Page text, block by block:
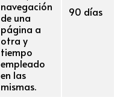
navegación
de una
página a
otra y
tiempo
empleado
en las
mismas.
90 días